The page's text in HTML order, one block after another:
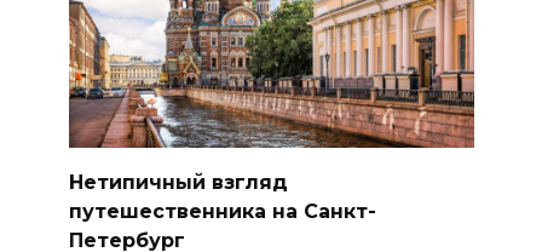
Нетипичный взгляд
путешественника на Санкт-
Петербург